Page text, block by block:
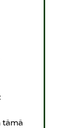
tämä